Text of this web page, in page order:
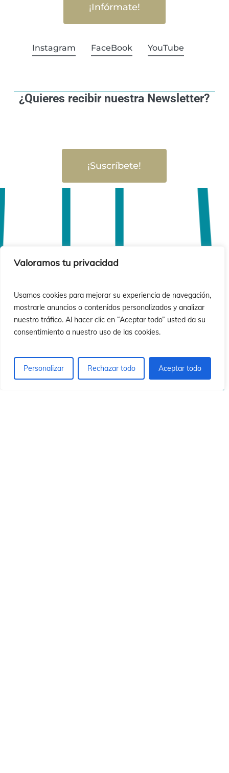
Valoramos tu privacidad
Usamos cookies para mejorar su experiencia de navegación,
mostrarle anuncios o contenidos personalizados y analizar
nuestro tráfico. Al hacer clic en “Aceptar todo” usted da su
consentimiento a nuestro uso de las cookies.
Personalizar Rechazar todo Aceptar todo
¡Infórmate!
Instagram FaceBook YouTube
¿Quieres recibir nuestra Newsletter?
¡Suscríbete!